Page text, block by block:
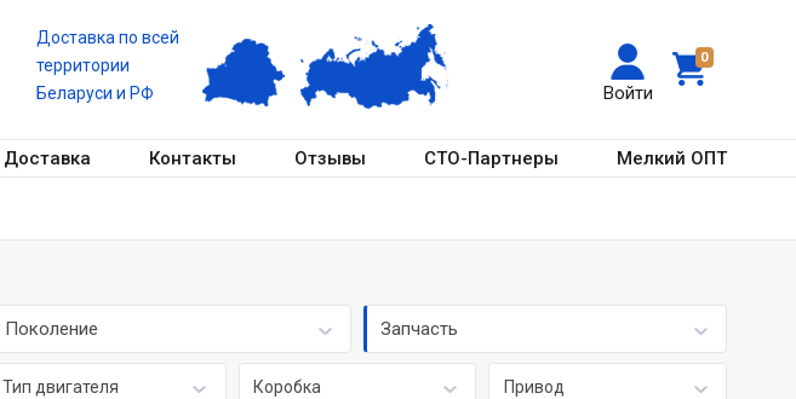
0
Войти
Доставка по всей
территории
Беларуси и РФ
Доставка Контакты Отзывы СТО-Партнеры Мелкий ОПТ
Поколение Запчасть
Тип двигателя Коробка Привод